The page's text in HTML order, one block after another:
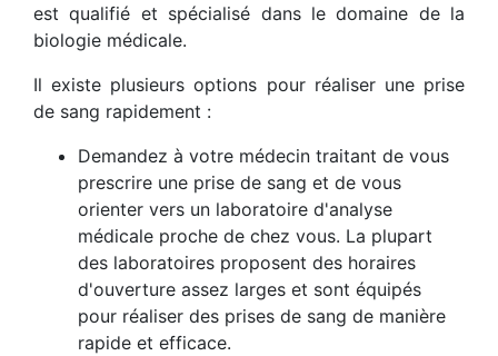
est qualifié et spécialisé dans le domaine de la
biologie médicale.
Il existe plusieurs options pour réaliser une prise
de sang rapidement :
Demandez à votre médecin traitant de vous
prescrire une prise de sang et de vous
orienter vers un laboratoire d'analyse
médicale proche de chez vous. La plupart
des laboratoires proposent des horaires
d'ouverture assez larges et sont équipés
pour réaliser des prises de sang de manière
rapide et efficace.